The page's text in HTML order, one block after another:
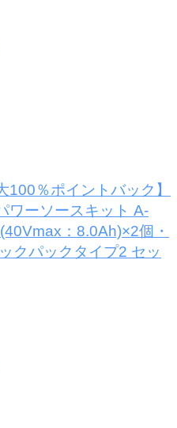
100％ポイントバック】
ワーソースキット A-
：8.0Ah)×2個・
クパックタイプ2 セッ